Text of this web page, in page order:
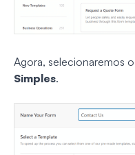
Agora, selecionaremos o
Simples.